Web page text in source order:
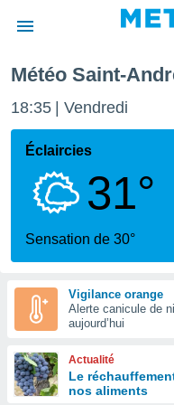
de
Météo Saint-
18:35 Vendredi
Éclaircies
31°
Sensation de 30°
Vigilance orange
Alerte canicule de
aujourd’hui
Actualité
Le
nos aliments